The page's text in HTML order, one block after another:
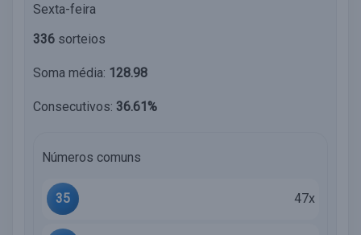
Sexta-feira
336 sorteios
Soma média: 128.98
Consecutivos: 36.61%
Números comuns
35 47x